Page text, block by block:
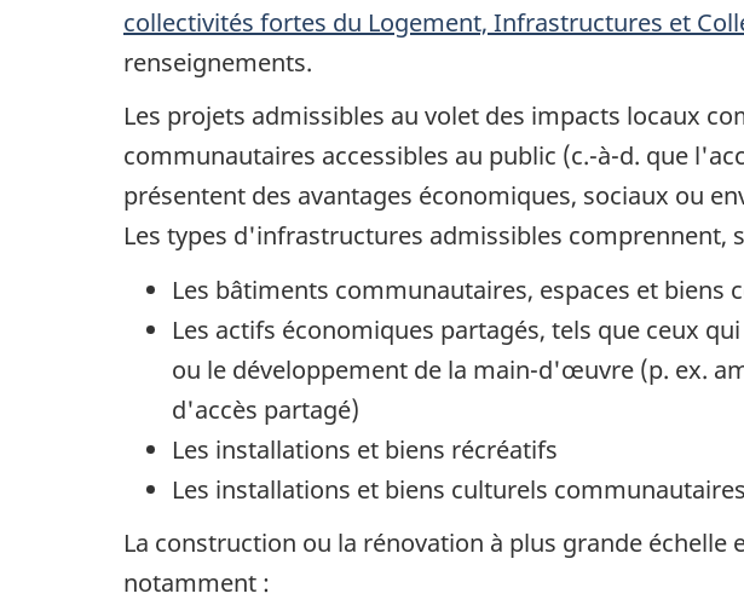
collectivités fortes du Logement, Infrastructures et
renseignements.
Les projets admissibles au volet des impacts locaux
communautaires accessibles au public (c.-à-d. que
présentent des avantages économiques, sociaux ou
Les types d'infrastructures admissibles comprennent,
Les bâtiments communautaires, espaces et biens
Les actifs économiques partagés, tels que ceux
ou le développement de la main-d'œuvre (p. ex.
d'accès partagé)
Les installations et biens récréatifs
Les installations et biens culturels
La construction ou la rénovation à plus grande échelle
notamment :